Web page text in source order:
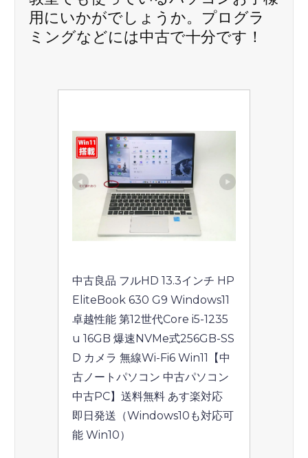
用にいかがでしょうか。プログラ
ミングなどには中古で十分です！
中古良品 フルHD 13.3インチ HP
EliteBook 630 G9 Windows11
卓越性能 第12世代Core i5-1235
u 16GB 爆速NVMe式256GB-SS
D カメラ 無線Wi-Fi6 Win11【中
古ノートパソコン 中古パソコン
中古PC】送料無料 あす楽対応
即日発送（Windows10も対応可
能 Win10）